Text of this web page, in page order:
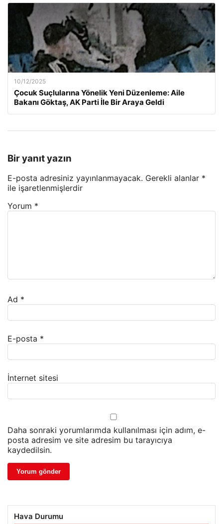
10/12/2025
Çocuk Suçlularına Yönelik Yeni Düzenleme: Aile
Bakanı Göktaş, AK Parti İle Bir Araya Geldi
Bir yanıt yazın
E-posta adresiniz yayınlanmayacak. Gerekli alanlar *
ile işaretlenmişlerdir
Yorum *
Ad *
E-posta *
İnternet sitesi
Daha sonraki yorumlarımda kullanılması için adım, e-
posta adresim ve site adresim bu tarayıcıya
kaydedilsin.
Hava Durumu